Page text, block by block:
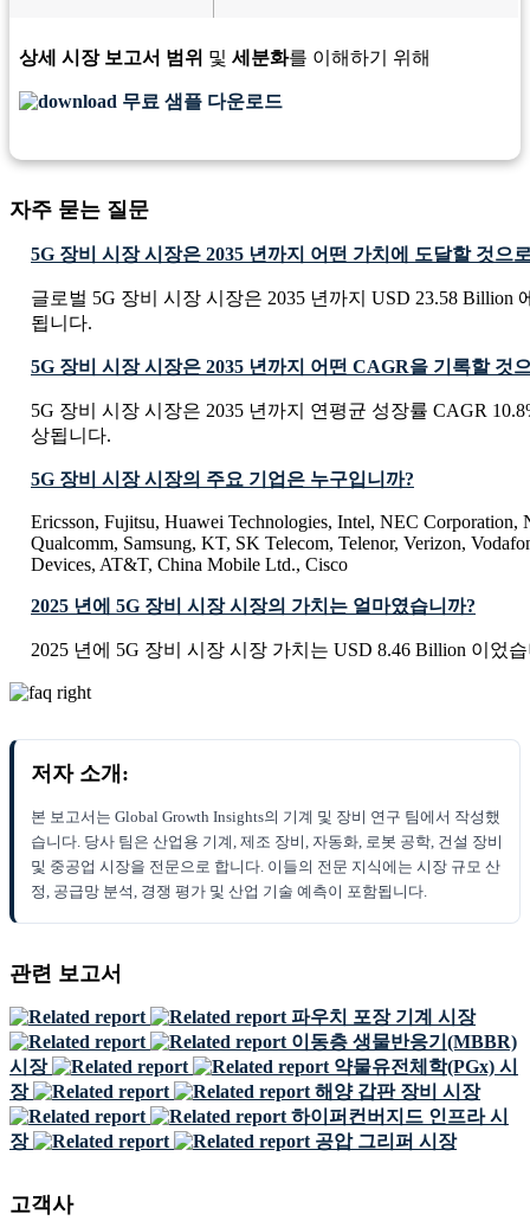
상세 시장 보고서 범위 및 세분화를 이해하기 위해
무료 샘플 다운로드
자주 묻는 질문
5G 장비 시장 시장은 2035 년까지 어떤 가치에 도달할 것으
글로벌 5G 장비 시장 시장은 2035 년까지 USD 23.58 Billion
됩니다.
5G 장비 시장 시장은 2035 년까지 어떤 CAGR을 기록할 것
5G 장비 시장 시장은 2035 년까지 연평균 성장률 CAGR
상됩니다.
5G 장비 시장 시장의 주요 기업은 누구입니까?
Ericsson, Fujitsu, Huawei Technologies, Intel, NEC
Qualcomm, Samsung, KT, SK Telecom, Telenor, Verizon,
Devices, AT&T, China Mobile Ltd., Cisco
2025 년에 5G 장비 시장 시장의 가치는 얼마였습니까?
2025 년에 5G 장비 시장 시장 가치는 USD 8.46 Billion 이었
저자 소개:
본 보고서는 Global Growth Insights의 기계 및 장비 연구 팀에서 작성했
습니다. 당사 팀은 산업용 기계, 제조 장비, 자동화, 로봇 공학, 건설 장비
및 중공업 시장을 전문으로 합니다. 이들의 전문 지식에는 시장 규모 산
정, 공급망 분석, 경쟁 평가 및 산업 기술 예측이 포함됩니다.
관련 보고서
파우치 포장 기계 시장
이동층 생물반응기(MBBR)
시장
약물유전체학(PGx) 시
장
해양 갑판 장비 시장
하이퍼컨버지드 인프라 시
장
공압 그리퍼 시장
고객사